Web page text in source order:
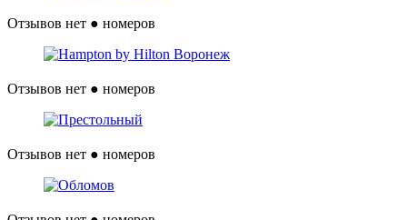
Отзывов нет ● номеров
Отзывов нет ● номеров
Отзывов нет ● номеров